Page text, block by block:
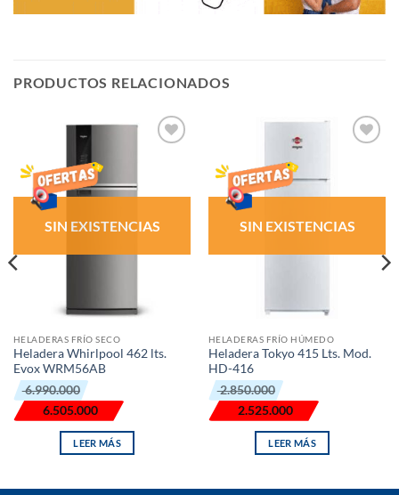
PRODUCTOS RELACIONADOS
SIN EXISTENCIAS
HELADERAS FRÍO SECO
Heladera Whirlpool 462 lts.
Evox WRM56AB
6.990.000
El
precio
original
era:
₲ 6.990.000.
6.505.000
El
precio
actual
es:
₲ 6.505.000.
LEER MÁS
SIN EXISTENCIAS
HELADERAS FRÍO HÚMEDO
Heladera Tokyo 415 Lts. Mod.
HD-416
2.850.000
El
precio
original
era:
₲ 2.850.000.
2.525.000
El
precio
actual
es:
₲ 2.525.000.
LEER MÁS